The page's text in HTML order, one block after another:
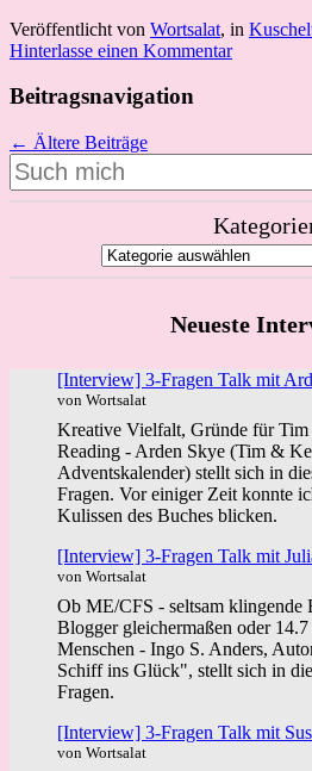
Veröffentlicht von Wortsalat, in
Hinterlasse einen Kommentar
Beitragsnavigation
← Ältere Beiträge
Suchen
Neueste
[Interview] 3-Fragen Talk mit
von Wortsalat
Kreative Vielfalt, Gründe für
Reading - Arden Skye (Tim &
Adventskalender) stellt sich in
Fragen. Vor einiger Zeit konnte
Kulissen des Buches blicken.
[Interview] 3-Fragen Talk mit
von Wortsalat
Ob ME/CFS - seltsam klingende
Blogger gleichermaßen oder
Menschen - Ingo S. Anders,
Schiff ins Glück", stellt sich in
Fragen.
[Interview] 3-Fragen Talk mit
von Wortsalat